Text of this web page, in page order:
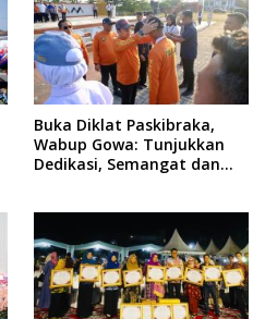
Buka Diklat Paskibraka,
Wabup Gowa: Tunjukkan
Dedikasi, Semangat dan